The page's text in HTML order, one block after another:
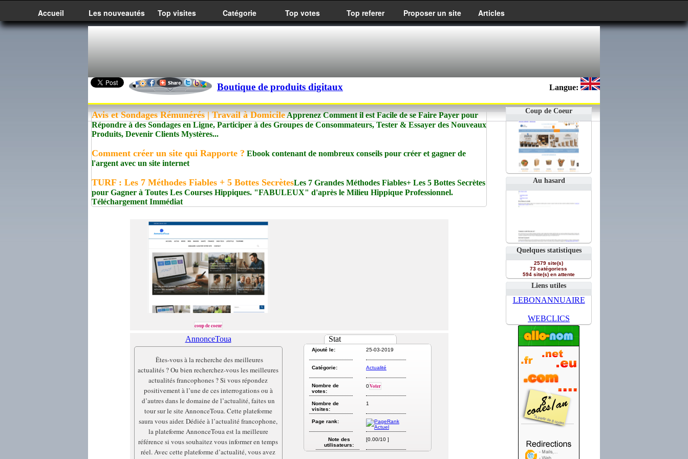
Accueil Les nouveautés Top visites Catégorie Top votes Top referer Proposer un site Articles
Boutique de produits digitaux Langue:
Coup de Coeur
Au hasard
Quelques statistiques
2579 site(s)
73 catégoriess
594 site(s) en attente
Liens utiles
LEBONANNUAIRE
WEBCLICS
Avis et Sondages Rémunérés | Travail à DomicileApprenez Comment il est Facile de se Faire Payer pour
Répondre à des Sondages en Ligne, Participer à des Groupes de Consommateurs, Tester & Essayer des Nouveaux
Produits, Devenir Clients Mystères...
Comment créer un site qui Rapporte ? Ebook contenant de nombreux conseils pour créer et gagner de
l'argent avec un site internet
TURF : Les 7 Méthodes Fiables + 5 Bottes SecrètesLes 7 Grandes Méthodes Fiables+ Les 5 Bottes Secrètes
pour Gagner à Toutes Les Courses Hippiques. "FABULEUX" d'après le Milieu Hippique Professionnel.
Téléchargement Immédiat
coup de coeur
Stat
Ajouté le: 25-03-2019
Catégorie: Actualité
Nombre de
votes:
0Voter
Nombre de
visites:
1
Page rank:
Note des
utilisateurs:
[0.00/10 ]
AnnonceToua
Êtes-vous à la recherche des meilleures
actualités ? Ou bien recherchez-vous les meilleures
actualités francophones ? Si vous répondez
positivement à l’une de ces interrogations ou à
d’autres dans le domaine de l’actualité, faites un
tour sur le site AnnonceToua. Cette plateforme
saura vous aider. Dédiée à l’actualité francophone,
la plateforme AnnonceToua est la meilleure
référence si vous souhaitez vous informer en temps
réel. Avec cette plateforme d’actualité, vous avez